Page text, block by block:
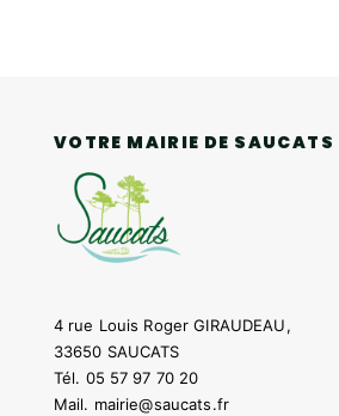
VOTRE MAIRIE DE SAUCATS
4 rue Louis Roger GIRAUDEAU,
33650 SAUCATS
Tél. 05 57 97 70 20
Mail. mairie@saucats.fr